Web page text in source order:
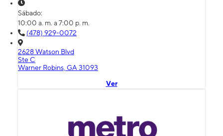
Sábado:
10:00 a. m. a 7:00 p. m.
(478) 929-0072
2628 Watson Blvd
Ste C
Warner Robins, GA 31093
Ver